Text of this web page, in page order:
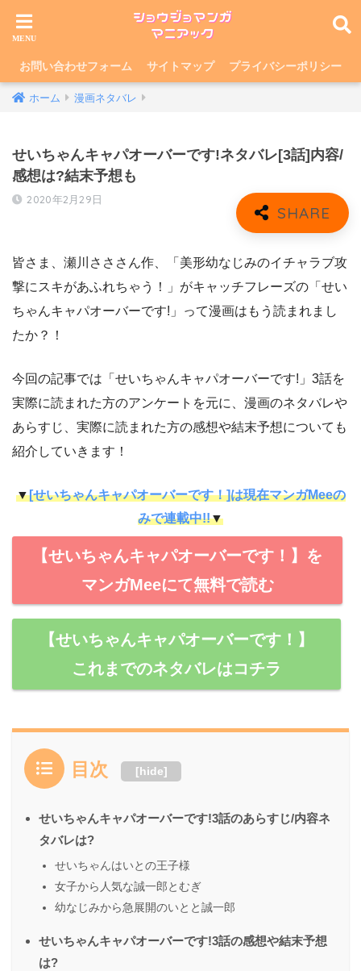
お問い合わせフォーム サイトマップ プライバシーポリシー
ホーム 漫画ネタバレ
せいちゃんキャパオーバーです!ネタバレ[3話]内容/
感想は?結末予想も
2020年2月29日
皆さま、瀬川さささん作、「美形幼なじみのイチャラブ攻
撃にスキがあふれちゃう！」がキャッチフレーズの「せい
ちゃんキャパオーバーです!」って漫画はもう読まれまし
たか？！
今回の記事では「せいちゃんキャパオーバーです!」3話を
実際に読まれた方のアンケートを元に、漫画のネタバレや
あらすじ、実際に読まれた方の感想や結末予想についても
紹介していきます！
▼[せいちゃんキャパオーバーです！]は現在マンガMeeの
みで連載中!!▼
【せいちゃんキャパオーバーです！】を
マンガMeeにて無料で読む
【せいちゃんキャパオーバーです！】
これまでのネタバレはコチラ
目次 [hide]
せいちゃんキャパオーバーです!3話のあらすじ/内容ネ
タバレは?
せいちゃんはいとの王子様
女子から人気な誠一郎とむぎ
幼なじみから急展開のいとと誠一郎
せいちゃんキャパオーバーです!3話の感想や結末予想
は?